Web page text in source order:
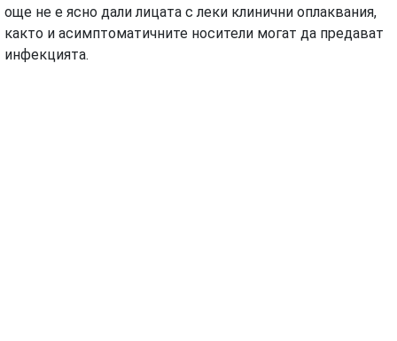
още не е ясно дали лицата с леки клинични оплаквания,
както и асимптоматичните носители могат да предават
инфекцията.